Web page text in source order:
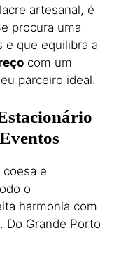
artesanal, é
procura uma
e que equilibra a
com um
parceiro ideal.
coesa e
o
harmonia com
Do Grande Porto